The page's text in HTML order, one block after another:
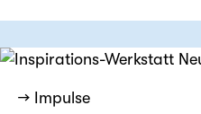
→ Impulse